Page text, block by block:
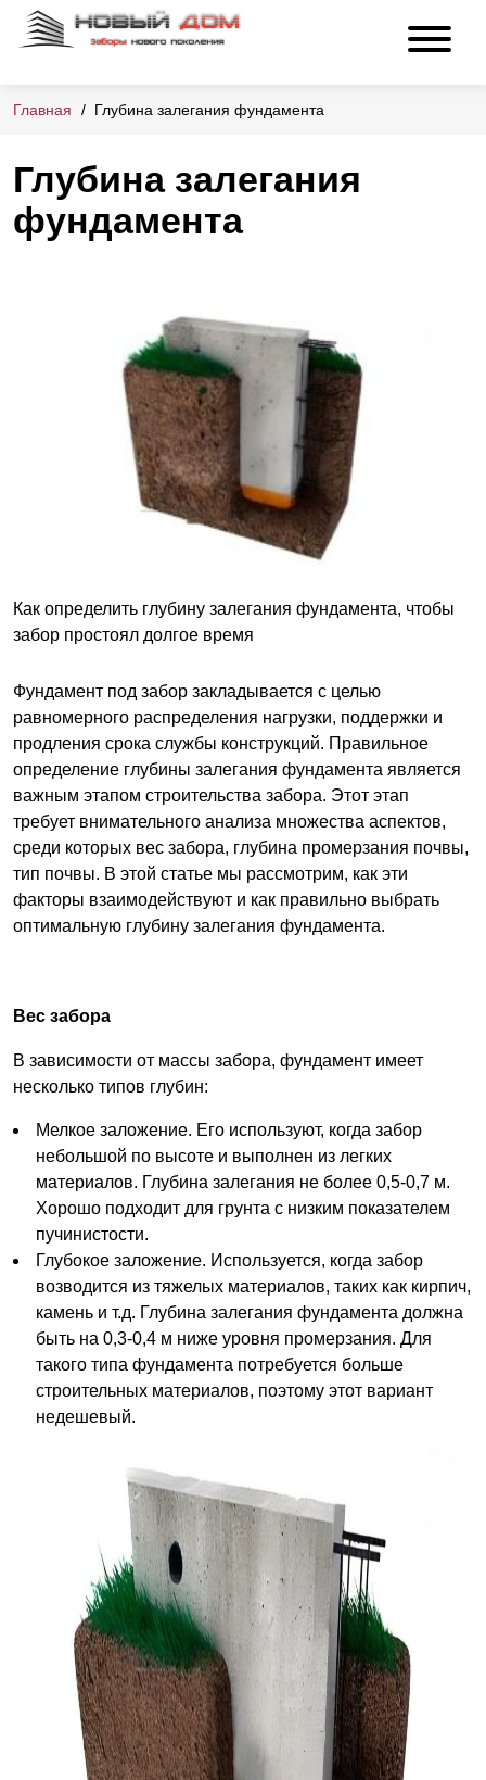
Главная Глубина залегания фундамента
Глубина залегания
фундамента
Как определить глубину залегания фундамента, чтобы
забор простоял долгое время
Фундамент под забор закладывается с целью
равномерного распределения нагрузки, поддержки и
продления срока службы конструкций. Правильное
определение глубины залегания фундамента является
важным этапом строительства забора. Этот этап
требует внимательного анализа множества аспектов,
среди которых вес забора, глубина промерзания почвы,
тип почвы. В этой статье мы рассмотрим, как эти
факторы взаимодействуют и как правильно выбрать
оптимальную глубину залегания фундамента.
Вес забора
В зависимости от массы забора, фундамент имеет
несколько типов глубин:
Мелкое заложение. Его используют, когда забор
небольшой по высоте и выполнен из легких
материалов. Глубина залегания не более 0,5-0,7 м.
Хорошо подходит для грунта с низким показателем
пучинистости.
Глубокое заложение. Используется, когда забор
возводится из тяжелых материалов, таких как кирпич,
камень и т.д. Глубина залегания фундамента должна
быть на 0,3-0,4 м ниже уровня промерзания. Для
такого типа фундамента потребуется больше
строительных материалов, поэтому этот вариант
недешевый.